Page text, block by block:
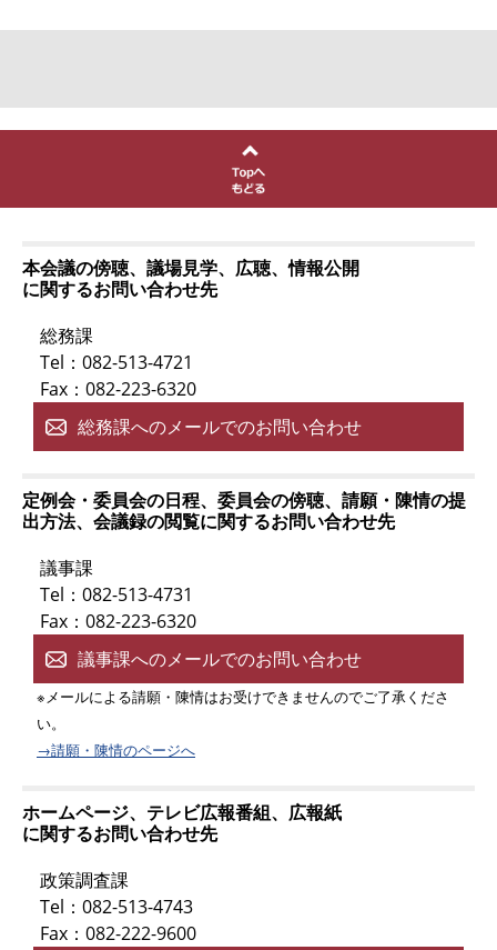
本会議の傍聴、議場見学、広聴、情報公開
に関するお問い合わせ先
総務課
Tel：082-513-4721
Fax：082-223-6320
総務課へのメールでのお問い合わせ
定例会・委員会の日程、委員会の傍聴、請願・陳情の提
出方法、会議録の閲覧に関するお問い合わせ先
議事課
Tel：082-513-4731
Fax：082-223-6320
議事課へのメールでのお問い合わせ
※メールによる請願・陳情はお受けできませんのでご了承くださ
い。
→請願・陳情のページへ
ホームページ、テレビ広報番組、広報紙
に関するお問い合わせ先
政策調査課
Tel：082-513-4743
Fax：082-222-9600